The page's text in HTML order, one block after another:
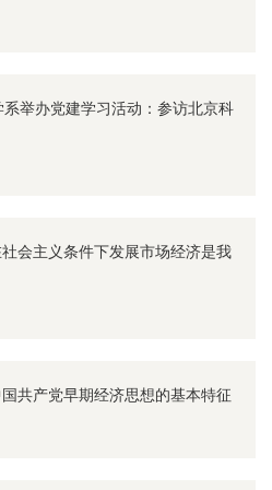
举办党建学习活动：参访北京科
会主义条件下发展市场经济是我
共产党早期经济思想的基本特征